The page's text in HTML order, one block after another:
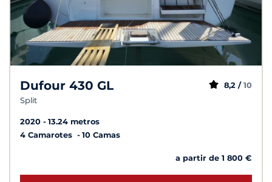
Dufour 430 GL
Split
8,2 / 10
2020
13.24 metros
4 Camarotes
10 Camas
a partir de 1 800 €